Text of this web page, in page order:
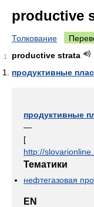
productive
Толкование
1
productive strata
продуктивные
продуктивные
—
[
http://
Тематики
нефтегазовая
EN